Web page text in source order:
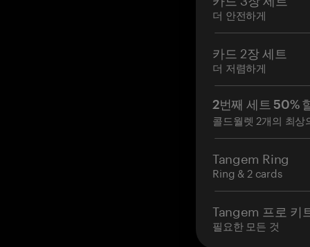
더 안전하게
카드 2장 세트
더 저렴하게
2번째 세트 50%
콜드월렛 2개의 최상
Tangem Ring
Ring & 2 cards
Tangem 프로 키
필요한 모든 것